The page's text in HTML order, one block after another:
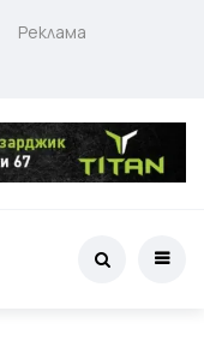
Реклама